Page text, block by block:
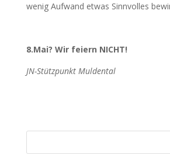
wenig Aufwand etwas Sinnvolles
8.Mai? Wir feiern NICHT!
JN-Stützpunkt Muldental